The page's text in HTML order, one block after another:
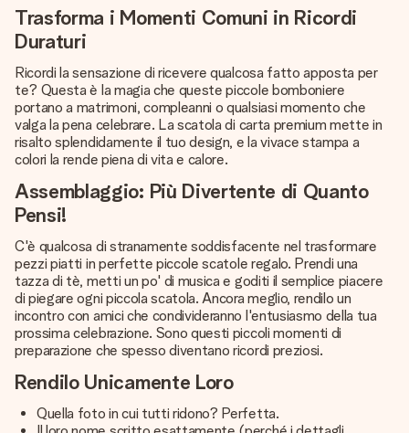
Trasforma i Momenti Comuni in Ricordi
Duraturi
Ricordi la sensazione di ricevere qualcosa fatto apposta per
te? Questa è la magia che queste piccole bomboniere
portano a matrimoni, compleanni o qualsiasi momento che
valga la pena celebrare. La scatola di carta premium mette in
risalto splendidamente il tuo design, e la vivace stampa a
colori la rende piena di vita e calore.
Assemblaggio: Più Divertente di Quanto
Pensi!
C'è qualcosa di stranamente soddisfacente nel trasformare
pezzi piatti in perfette piccole scatole regalo. Prendi una
tazza di tè, metti un po' di musica e goditi il semplice piacere
di piegare ogni piccola scatola. Ancora meglio, rendilo un
incontro con amici che condivideranno l'entusiasmo della tua
prossima celebrazione. Sono questi piccoli momenti di
preparazione che spesso diventano ricordi preziosi.
Rendilo Unicamente Loro
Quella foto in cui tutti ridono? Perfetta.